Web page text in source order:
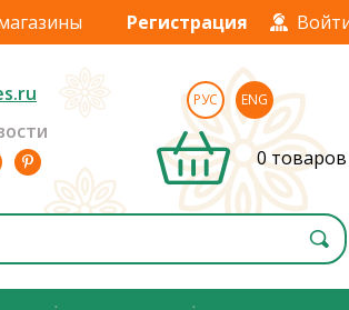
Регистрация
РУС ENG
0 товаров